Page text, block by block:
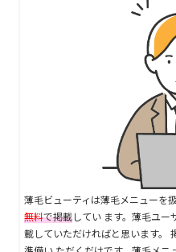
薄毛ビューティは薄毛メニューを
無料で掲載してい ます。薄毛ユ
載していただければと思います。